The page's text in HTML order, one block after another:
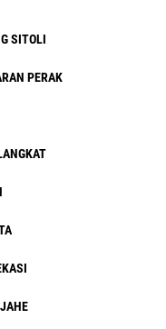
SITOLI
PERAK